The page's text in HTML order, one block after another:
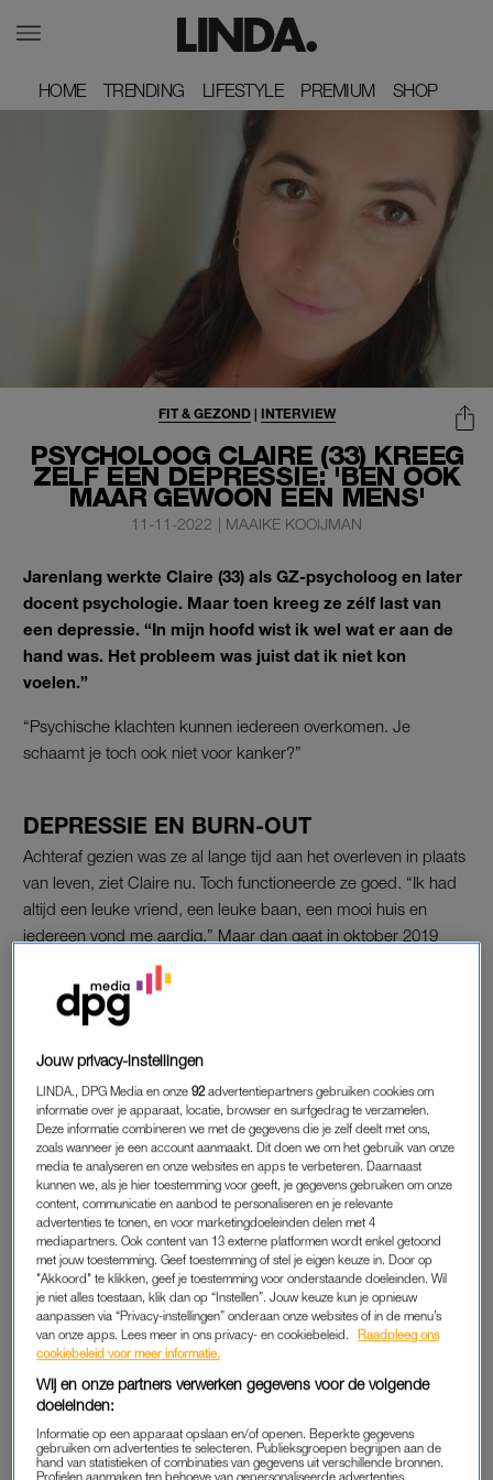
HOME
HOME TRENDING
TRENDING LIFESTYLE
LIFESTYLE PREMIUM
PREMIUM SHOP
SHOP
PSYCHOLOOG CLAIRE (33) KREEG
ZELF EEN DEPRESSIE: 'BEN OOK
MAAR GEWOON EEN MENS'
FIT & GEZOND| INTERVIEW
11-11-2022 | MAAIKE KOOIJMAN
Jarenlang werkte Claire (33) als GZ-psycholoog en later
docent psychologie. Maar toen kreeg ze zélf last van
een depressie. “In mijn hoofd wist ik wel wat er aan de
hand was. Het probleem was juist dat ik niet kon
voelen.”
“Psychische klachten kunnen iedereen overkomen. Je
schaamt je toch ook niet voor kanker?”
DEPRESSIE EN BURN-OUT
Achteraf gezien was ze al lange tijd aan het overleven in plaats
van leven, ziet Claire nu. Toch functioneerde ze goed. “Ik had
altijd een leuke vriend, een leuke baan, een mooi huis en
iedereen vond me aardig.” Maar dan gaat in oktober 2019
haar relatie uit. “Dat was de druppel die de emmer van mijn
leven tot dan toe deed overlopen.”
heeft gevoeld”, verklaart ze. “Dat ik ook me ook niet gezien
voelde door mijn ex-vriend, triggerde dat. Ik voelde al wel
eerder dat het de verkeerde kant op ging, maar toen stortte ik
in. Ik kreeg een depressie,burn-outen later ook
alcoholproblemen om mijn gevoelens te vergeten.”
Miss Montreal herkende
zichzelf niet meer tijdens burn-
out: 'Alleen maar gehuild en
gekotst'
LEES OOK
DEPRESSIEVE PSYCHOLOOG
Haar depressie lijkt andere mensen te verbazen, vertelt de
oud-GZ-psycholoog. “Mensen in mijn omgeving zeiden: ‘Hè,
Jouw privacy-instellingen
LINDA., DPG Media en onze92 advertentiepartners gebruiken cookies om
informatie over je apparaat, locatie, browser en surfgedrag te verzamelen.
Deze informatie combineren we met de gegevens die je zelf deelt met ons,
zoals wanneer je een account aanmaakt. Dit doen we om het gebruik van onze
media te analyseren en onze websites en apps te verbeteren. Daarnaast
kunnen we, als je hier toestemming voor geeft, je gegevens gebruiken om onze
content, communicatie en aanbod te personaliseren en je relevante
advertenties te tonen, en voor marketingdoeleinden delen met 4
mediapartners. Ook content van 13 externe platformen wordt enkel getoond
met jouw toestemming. Geef toestemming of stel je eigen keuze in. Door op
"Akkoord" te klikken, geef je toestemming voor onderstaande doeleinden. Wil
je niet alles toestaan, klik dan op “Instellen”. Jouw keuze kun je opnieuw
aanpassen via “Privacy-instellingen” onderaan onze websites of in de menu’s
van onze apps. Lees meer in ons privacy- en cookiebeleid.
Raadpleeg ons
cookiebeleid voor meer informatie.
Wij en onze partners verwerken gegevens voor de volgende
doeleinden:
Informatie op een apparaat opslaan en/of openen. Beperkte gegevens
gebruiken om advertenties te selecteren. Publieksgroepen begrijpen aan de
hand van statistieken of combinaties van gegevens uit verschillende bronnen.
Profielen aanmaken ten behoeve van gepersonaliseerde advertenties.